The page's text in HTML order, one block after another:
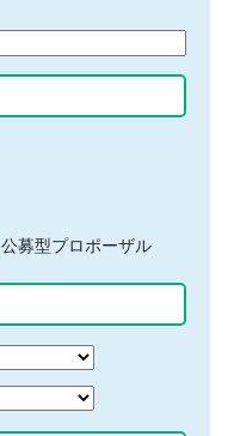
公募型プロポーザル